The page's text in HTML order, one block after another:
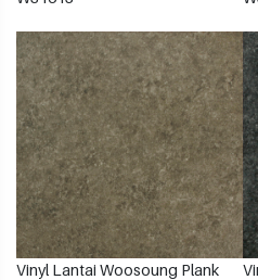
Vinyl Lantai Woosoung Plank